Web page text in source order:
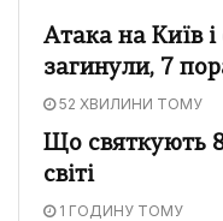
Атака на Київ
загинули, 7
52 ХВИЛИНИ ТОМУ
Що святкують 8
світі
1 ГОДИНУ ТОМУ